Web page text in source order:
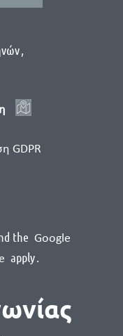
,
GDPR
the Google
apply.